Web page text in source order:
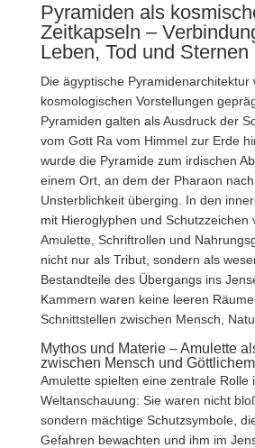
Pyramiden als
Zeitkapseln –
Leben, Tod und Sternen
Die ägyptische Pyramidenarchitektur
kosmologischen Vorstellungen
Pyramiden galten als Ausdruck der
vom Gott Ra vom Himmel zur Erde
wurde die Pyramide zum irdischen
einem Ort, an dem der Pharaon
Unsterblichkeit überging. In den
mit Hieroglyphen und Schutzzeichen
Amulette, Schriftrollen und
nicht nur als Tribut, sondern als
Bestandteile des Übergangs ins
Kammern waren keine leeren
Schnittstellen zwischen Mensch,
Mythos und Materie – Amulette
zwischen Mensch und Göttlichem
Amulette spielten eine zentrale Rolle
Weltanschauung: Sie waren nicht
sondern mächtige Schutzsymbole,
Gefahren bewachten und ihm im